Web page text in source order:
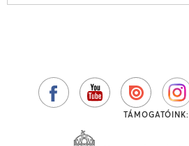
TÁMOGATÓINK: